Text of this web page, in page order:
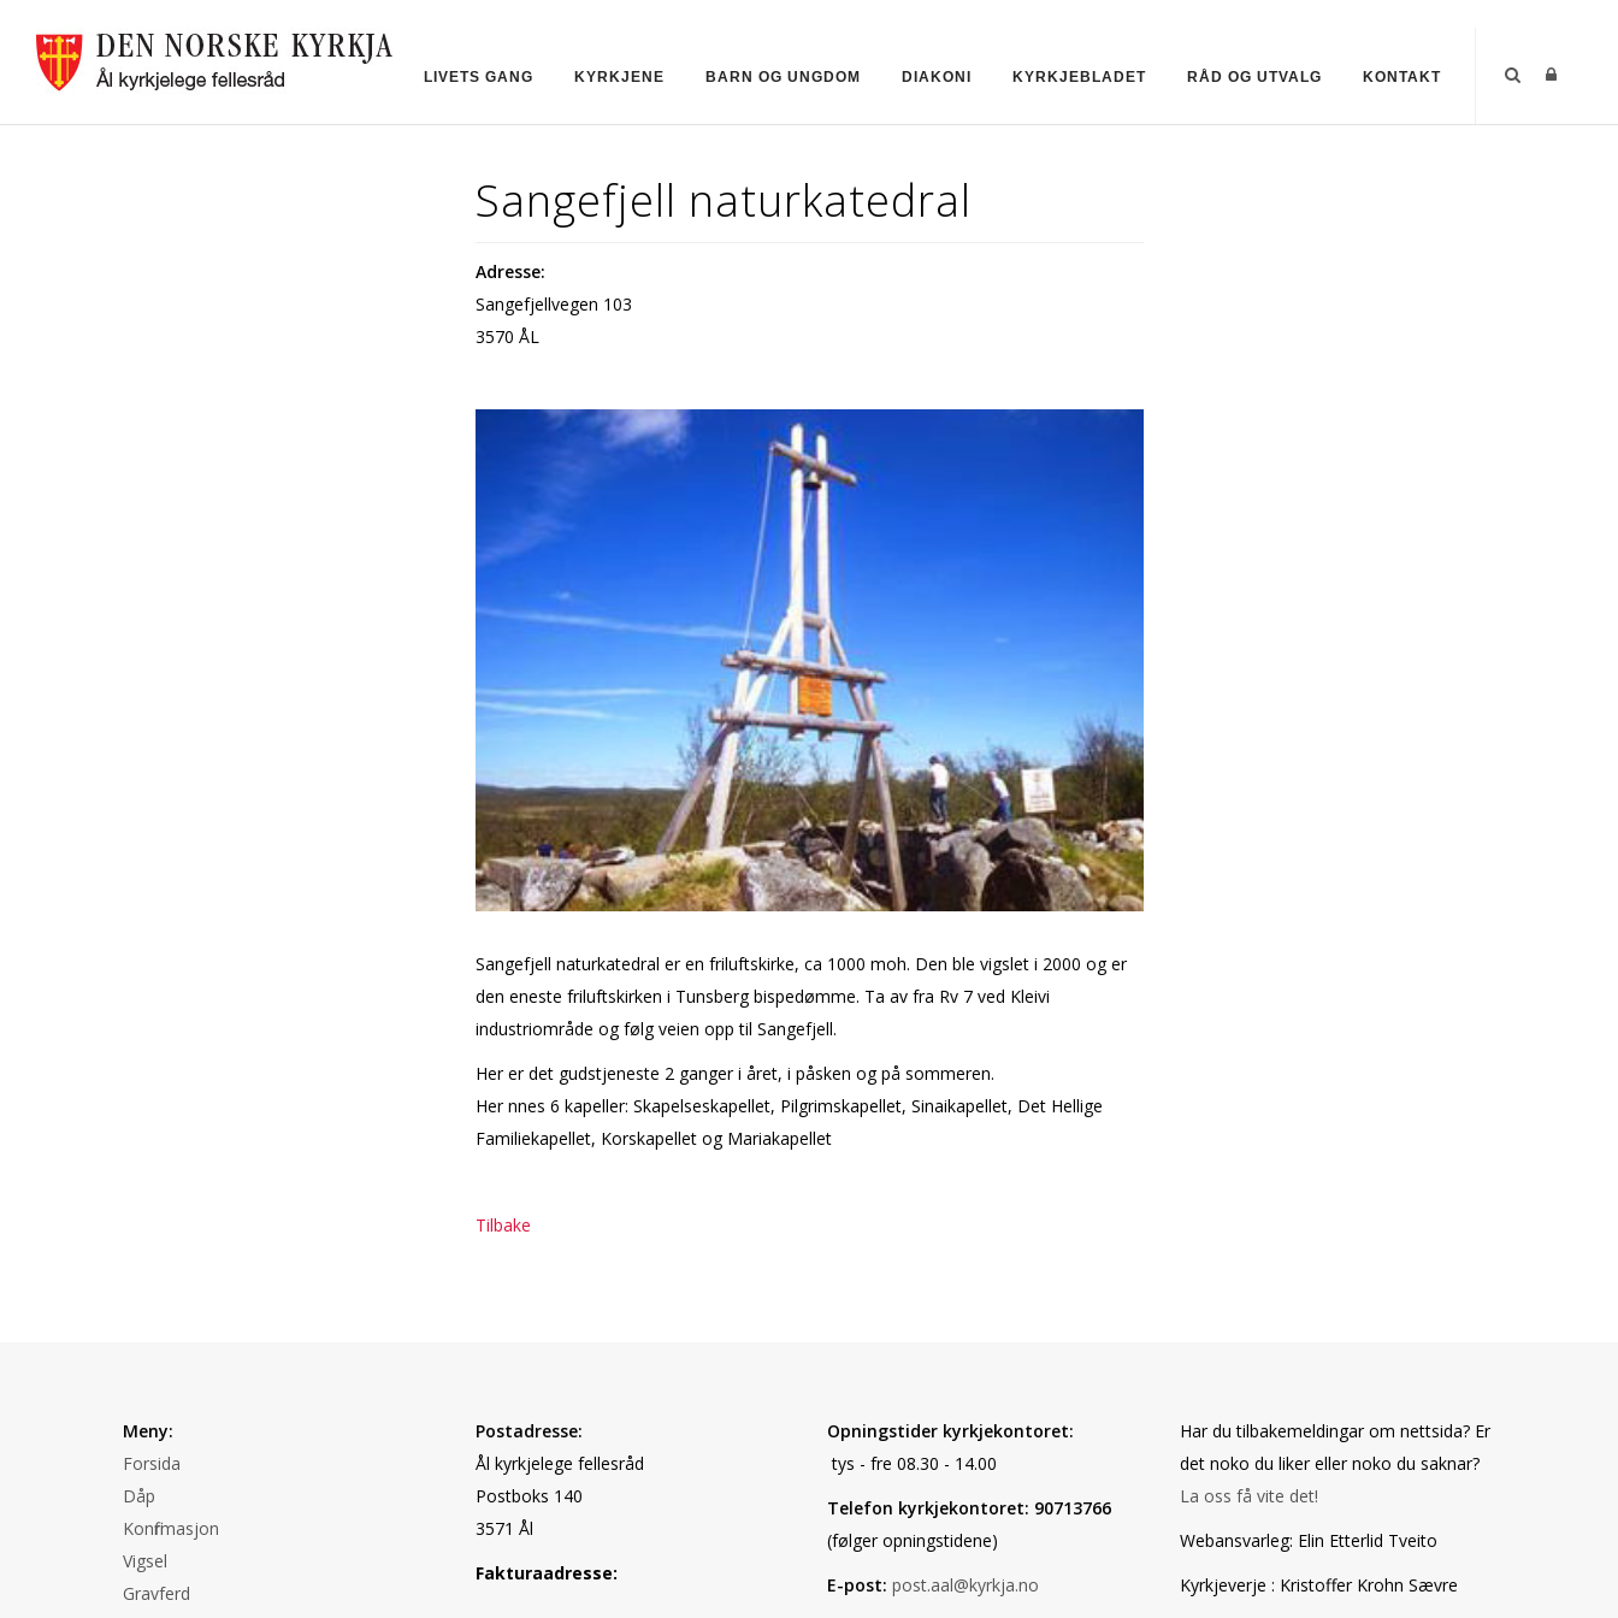
LIVETS GANG KYRKJENE BARN OG UNGDOM DIAKONI KYRKJEBLADET RÅD OG UTVALG KONTAKT
Sangefjell naturkatedral
Adresse:
Sangefjellvegen 103
3570 ÅL
Sangefjell naturkatedral er en friluftskirke, ca 1000 moh. Den ble vigslet i 2000 og er
den eneste friluftskirken i Tunsberg bispedømme. Ta av fra Rv 7 ved Kleivi
industriområde og følg veien opp til Sangefjell.
Her er det gudstjeneste 2 ganger i året, i påsken og på sommeren.
Her finnes 6 kapeller: Skapelseskapellet, Pilgrimskapellet, Sinaikapellet, Det Hellige
Familiekapellet, Korskapellet og Mariakapellet
Tilbake
Meny:
Forsida
Dåp
Konfirmasjon
Vigsel
Gravferd
Postadresse:
Ål kyrkjelege fellesråd
Postboks 140
3571 Ål
Fakturaadresse:
Opningstider kyrkjekontoret:
tys - fre 08.30 - 14.00
Telefon kyrkjekontoret: 90713766
(følger opningstidene)
E-post: post.aal@kyrkja.no
Har du tilbakemeldingar om nettsida? Er
det noko du liker eller noko du saknar?
La oss få vite det!
Webansvarleg: Elin Etterlid Tveito
Kyrkjeverje : Kristoffer Krohn Sævre